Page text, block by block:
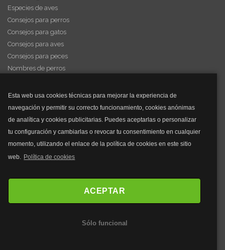
Esta web usa cookies técnicas para mejorar la experiencia de
navegación y permitir su correcto funcionamiento, cookies anónimas
de analítica y cookies publicitarias. Puedes aceptarlas o personalizar
tu configuración y cambiarlas o revocar tu consentimiento en cualquier
momento, utilizando el enlace de la política de cookies en este sitio
web. Política de cookies
ACEPTAR
Sólo funcional
Especies de aves
Consejos para perros
Consejos para gatos
Consejos para aves
Consejos para peces
Nombres de perros
y mucho más...